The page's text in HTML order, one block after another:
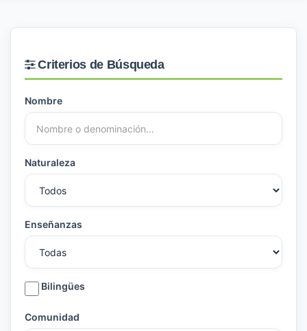
Criterios de Búsqueda
Nombre
Naturaleza
Enseñanzas
Bilingües
Comunidad